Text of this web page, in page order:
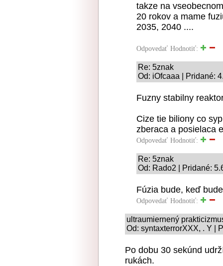
takze na
20 rokov a mame
2035, 2040 ....
Odpovedať Hodnotiť:
Re: 5znak
Od: iOfcaaa | Pridané:
Fuzny stabilny
Cize tie biliony co
zberaca a posielaca
Odpovedať Hodnotiť:
Re: 5znak
Od: Rado2 | Pridané:
Fúzia bude, keď
Odpovedať Hodnotiť:
ultraumiernený
Od: syntaxterrorXXX, . Y |
Po dobu 30 sekúnd
rukách.